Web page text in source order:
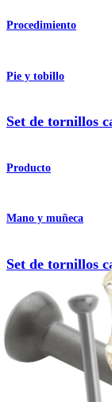
Procedimiento
Pie y tobillo
Set de tornillos
Producto
Mano y muñeca
Set de tornillos
Producto
¿Cómo
Contacte a un
Ver eventos,
Regístrese para
Conéctese con nosotros